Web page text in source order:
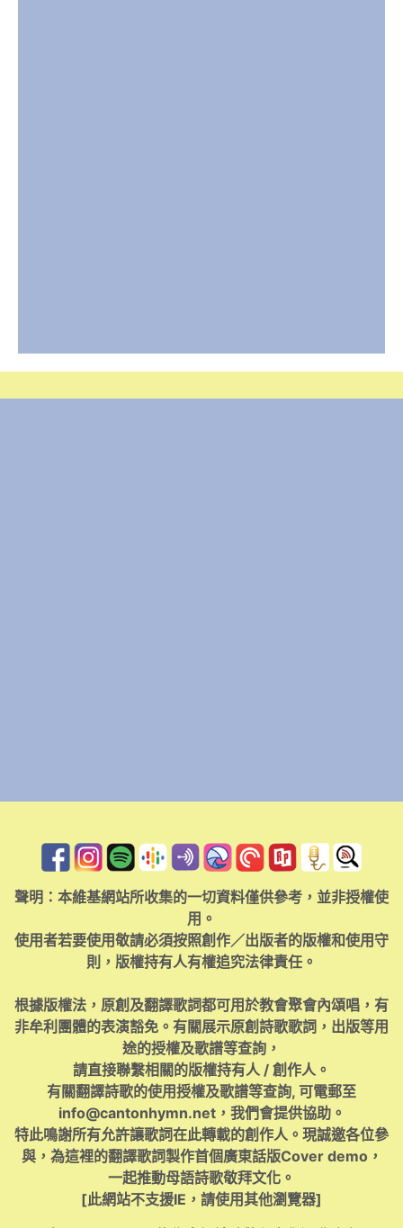
聲明：本維基網站所收集的一切資料僅供參考，並非授權使
用。
使用者若要使用敬請必須按照創作／出版者的版權和使用守
則，版權持有人有權追究法律責任。
根據版權法，原創及翻譯歌詞都可用於教會聚會內頌唱，有
非牟利團體的表演豁免。有關展示原創詩歌歌詞，出版等用
途的授權及歌譜等查詢，
請直接聯繫相關的版權持有人 / 創作人。
有關翻譯詩歌的使用授權及歌譜等查詢, 可電郵至
info@cantonhymn.net，我們會提供協助。
特此鳴謝所有允許讓歌詞在此轉載的創作人。現誠邀各位參
與，為這裡的翻譯歌詞製作首個廣東話版Cover demo，
一起推動母語詩歌敬拜文化。
[此網站不支援IE，請使用其他瀏覽器]